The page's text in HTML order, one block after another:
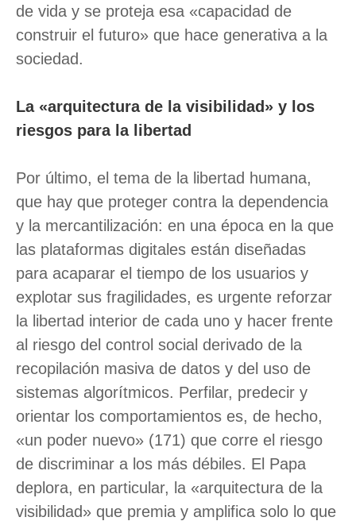
de vida y se proteja esa «capacidad de
construir el futuro» que hace generativa a la
sociedad.
La «arquitectura de la visibilidad» y los
riesgos para la libertad
Por último, el tema de la libertad humana,
que hay que proteger contra la dependencia
y la mercantilización: en una época en la que
las plataformas digitales están diseñadas
para acaparar el tiempo de los usuarios y
explotar sus fragilidades, es urgente reforzar
la libertad interior de cada uno y hacer frente
al riesgo del control social derivado de la
recopilación masiva de datos y del uso de
sistemas algorítmicos. Perfilar, predecir y
orientar los comportamientos es, de hecho,
«un poder nuevo» (171) que corre el riesgo
de discriminar a los más débiles. El Papa
deplora, en particular, la «arquitectura de la
visibilidad» que premia y amplifica solo lo que